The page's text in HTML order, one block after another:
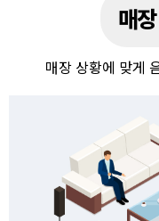
매
매장 상황에 맞게